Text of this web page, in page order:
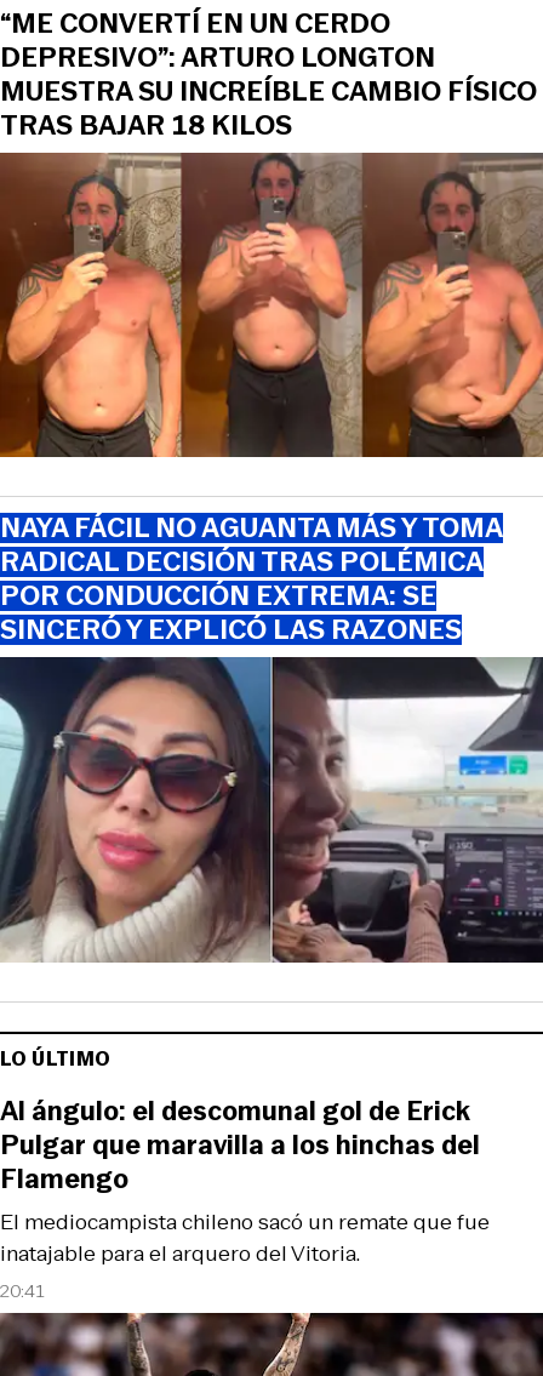
“ME CONVERTÍ EN UN CERDO
DEPRESIVO”: ARTURO LONGTON
MUESTRA SU INCREÍBLE CAMBIO FÍSICO
TRAS BAJAR 18 KILOS
NAYA FÁCIL NO AGUANTA MÁS Y TOMA
RADICAL DECISIÓN TRAS POLÉMICA
POR CONDUCCIÓN EXTREMA: SE
SINCERÓ Y EXPLICÓ LAS RAZONES
LO ÚLTIMO
20:41
El mediocampista chileno sacó un remate que fue
inatajable para el arquero del Vitoria.
Al ángulo: el descomunal gol de Erick
Pulgar que maravilla a los hinchas del
Flamengo